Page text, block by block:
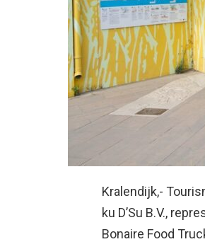
Kralendijk,-
ku D’Su B.V.,
Bonaire Food